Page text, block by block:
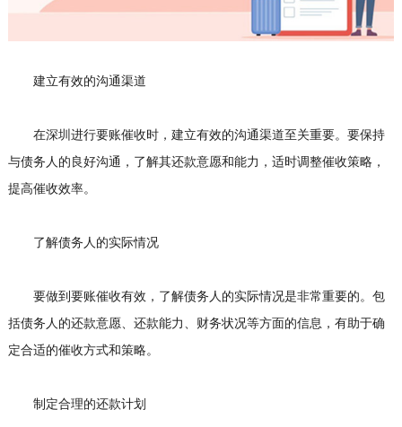
建立有效的沟通渠道
在深圳进行要账催收时，建立有效的沟通渠道至关重要。要保持
与债务人的良好沟通，了解其还款意愿和能力，适时调整催收策略，
提高催收效率。
了解债务人的实际情况
要做到要账催收有效，了解债务人的实际情况是非常重要的。包
括债务人的还款意愿、还款能力、财务状况等方面的信息，有助于确
定合适的催收方式和策略。
制定合理的还款计划